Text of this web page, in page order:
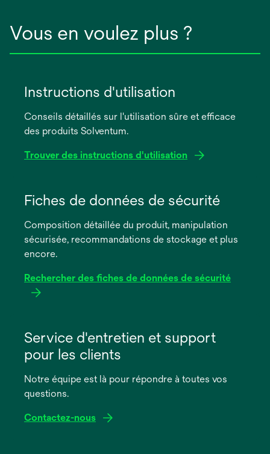
Vous en voulez plus ?
Instructions d'utilisation
Conseils détaillés sur l'utilisation sûre et efficace
des produits Solventum.
Trouver des instructions d'utilisation
dans
nouvel
onglet
Fiches de données de sécurité
Composition détaillée du produit, manipulation
sécurisée, recommandations de stockage et plus
encore.
Rechercher des fiches de données de sécurité
dans
nouvel
onglet
Service d'entretien et support
pour les clients
Notre équipe est là pour répondre à toutes vos
questions.
Contactez-nous